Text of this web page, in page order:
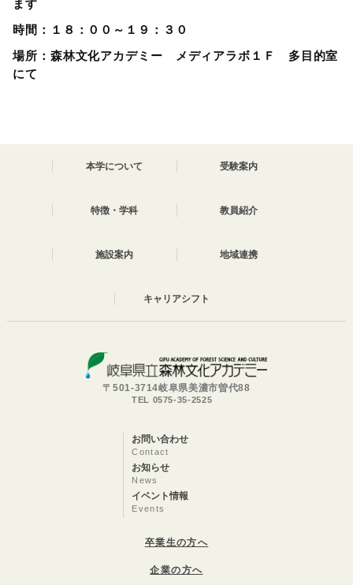
ます
時間：１８：００～１９：３０
場所：森林文化アカデミー メディアラボ１Ｆ 多目的室
にて
本学について 受験案内
特徴・学科 教員紹介
施設案内 地域連携
キャリアシフト
〒501-3714岐阜県美濃市曽代88
TEL 0575-35-2525
お問い合わせ
Contact
お知らせ
News
イベント情報
Events
卒業生の方へ
企業の方へ